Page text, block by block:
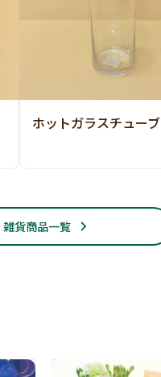
ホットガラスチューブ
雑貨商品一覧